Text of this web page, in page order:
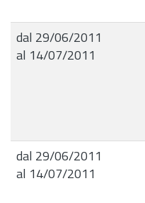
dal 29/06/2011
al 14/07/2011
dal 29/06/2011
al 14/07/2011